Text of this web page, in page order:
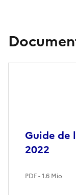
Guide de
2022
PDF - 1.6 Mio